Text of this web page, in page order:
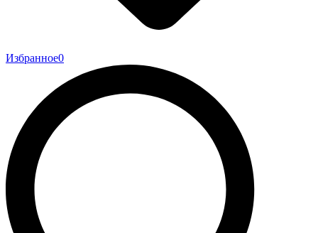
Избранное0